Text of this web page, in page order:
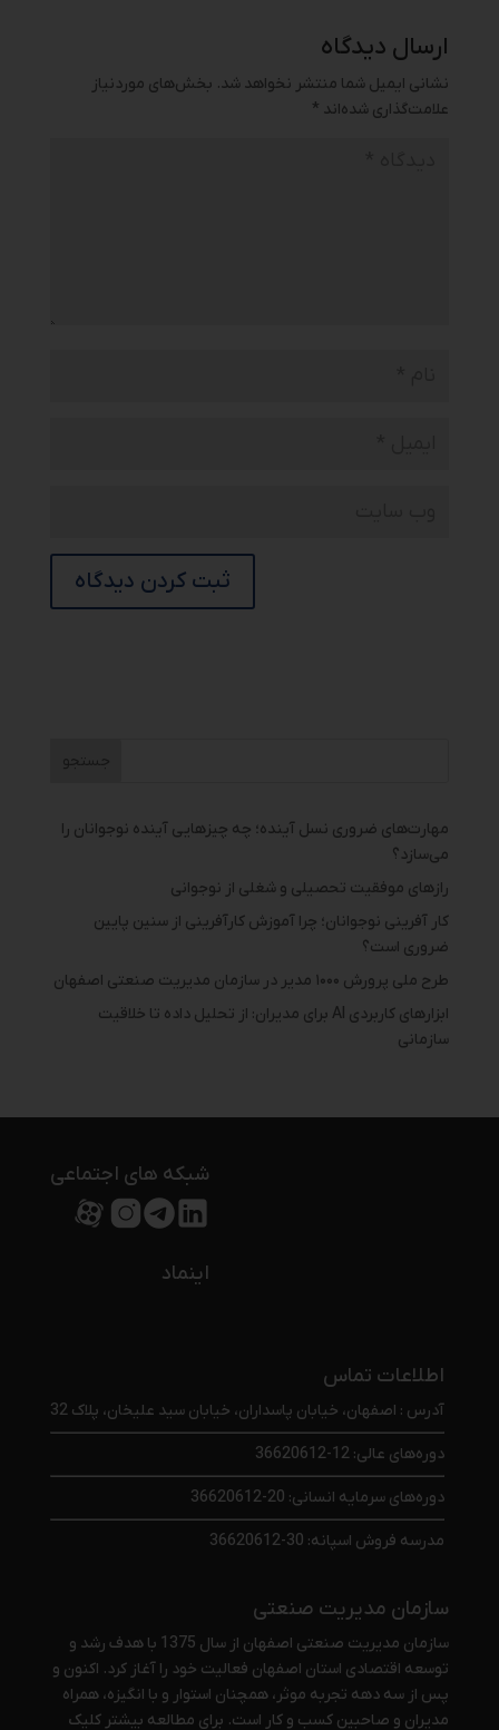
ارسال دیدگاه
نشانی ایمیل شما منتشر نخواهد شد. بخش‌های موردنیاز
علامت‌گذاری شده‌اند *
مهارت‌های ضروری نسل آینده؛ چه چیزهایی آینده نوجوانان را
می‌سازد؟
رازهای موفقیت تحصیلی و شغلی از نوجوانی
کار آفرینی نوجوانان؛ چرا آموزش کارآفرینی از سنین پایین
ضروری است؟
طرح ملی پرورش ۱۰۰۰ مدیر در سازمان مدیریت صنعتی اصفهان
ابزارهای کاربردی AI برای مدیران: از تحلیل داده تا خلاقیت
سازمانی
شبکه های اجتماعی
اینماد
اطلاعات تماس
آدرس : اصفهان، خیابان پاسداران، خیابان سید علیخان، پلاک 32
دوره‌های عالی: 12-36620612
دوره‌های سرمایه انسانی: 20-36620612
مدرسه فروش اسپانه: 30-36620612
سازمان مدیریت صنعتی
سازمان مدیریت صنعتی اصفهان از سال 1375 با هدف رشد و
توسعه اقتصادی استان اصفهان فعالیت خود را آغاز کرد. اکنون و
پس از سه دهه تجربه موثر، همچنان استوار و با انگیزه، همراه
مدیران و صاحبین کسب و کار است. برای مطالعه بیشتر کلیک